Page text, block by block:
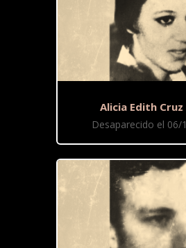
Alicia Edith Cruz
Desaparecido el 06/